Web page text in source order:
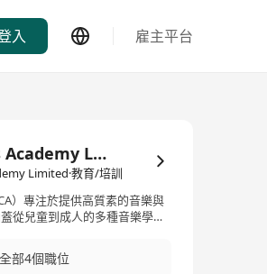
入 雇主平台
Monoceros Academy Limited
Limited·教育/培訓
）專注於提供高質素的音樂與
從兒童到成人的多種音樂學習
面培訓。我們的教師團隊由具
Trinity 八級或以上資格的專業
部4個職位